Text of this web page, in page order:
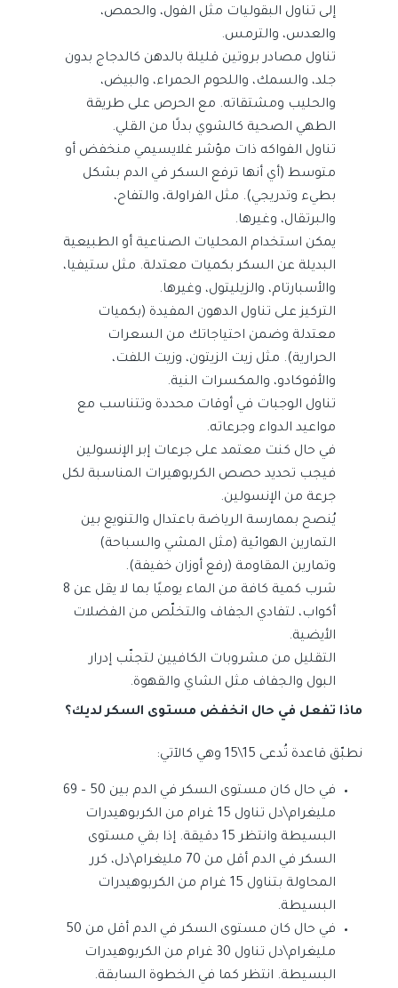
إلى تناول البقوليات مثل الفول، والحمص،
والعدس، والترمس.
تناول مصادر بروتين قليلة بالدهن كالدجاج بدون
جلد، والسمك، واللحوم الحمراء، والبيض،
والحليب ومشتقاته. مع الحرص على طريقة
الطهي الصحية كالشوي بدلًا من القلي.
تناول الفواكه ذات مؤشر غلايسيمي منخفض أو
متوسط (أي أنها ترفع السكر في الدم بشكل
بطيء وتدريجي). مثل الفراولة، والتفاح،
والبرتقال، وغيرها.
يمكن استخدام المحليات الصناعية أو الطبيعية
البديلة عن السكر بكميات معتدلة. مثل ستيفيا،
والأسبارتام، والزيليتول، وغيرها.
التركيز على تناول الدهون المفيدة (بكميات
معتدلة وضمن احتياجاتك من السعرات
الحرارية). مثل زيت الزيتون، وزيت اللفت،
والأفوكادو، والمكسرات النية.
تناول الوجبات في أوقات محددة وتتناسب مع
مواعيد الدواء وجرعاته.
في حال كنت معتمد على جرعات إبر الإنسولين
فيجب تحديد حصص الكربوهيرات المناسبة لكل
جرعة من الإنسولين.
يُنصح بممارسة الرياضة باعتدال والتنويع بين
التمارين الهوائية (مثل المشي والسباحة)
وتمارين المقاومة (رفع أوزان خفيفة).
شرب كمية كافة من الماء يوميًا بما لا يقل عن 8
أكواب، لتفادي الجفاف والتخلّص من الفضلات
الأيضية.
التقليل من مشروبات الكافيين لتجنّب إدرار
البول والجفاف مثل الشاي والقهوة.
ماذا تفعل في حال انخفض مستوى السكر لديك؟
نطبّق قاعدة تُدعى 15\15 وهي كالآتي:
في حال كان مستوى السكر في الدم بين 50 – 69
مليغرام\دل تناول 15 غرام من الكربوهيدرات
البسيطة وانتظر 15 دقيقة. إذا بقي مستوى
السكر في الدم أقل من 70 مليغرام\دل، كرر
المحاولة بتناول 15 غرام من الكربوهيدرات
البسيطة.
في حال كان مستوى السكر في الدم أقل من 50
مليغرام\دل تناول 30 غرام من الكربوهيدرات
البسيطة. انتظر كما في الخطوة السابقة.